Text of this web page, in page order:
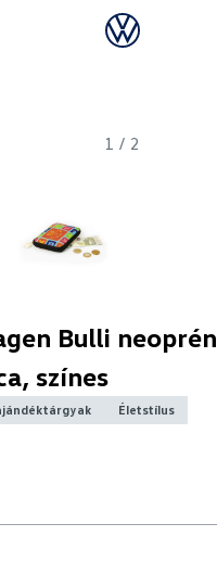
1 / 2
Bulli neoprén
színes
Életstílus